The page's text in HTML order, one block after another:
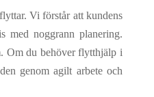
Vi förstår att kundens
med noggrann planering.
Om du behöver flytthjälp i
genom agilt arbete och